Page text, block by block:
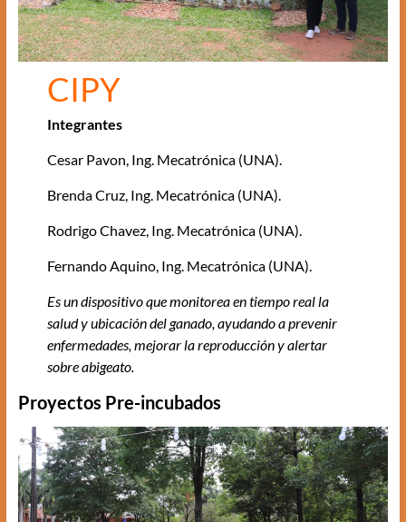
CIPY
Integrantes
Cesar Pavon, Ing. Mecatrónica (UNA).
Brenda Cruz, Ing. Mecatrónica (UNA).
Rodrigo Chavez, Ing. Mecatrónica (UNA).
Fernando Aquino, Ing. Mecatrónica (UNA).
Es un dispositivo que monitorea en tiempo real la
salud y ubicación del ganado, ayudando a prevenir
enfermedades, mejorar la reproducción y alertar
sobre abigeato.
Proyectos Pre-incubados